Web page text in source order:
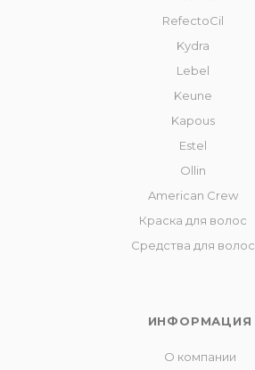
RefectoCil
Kydra
Lebel
Keune
Kapous
Estel
Ollin
American Crew
Краска для волос
Средства для волос
ИНФОРМАЦИЯ
О компании